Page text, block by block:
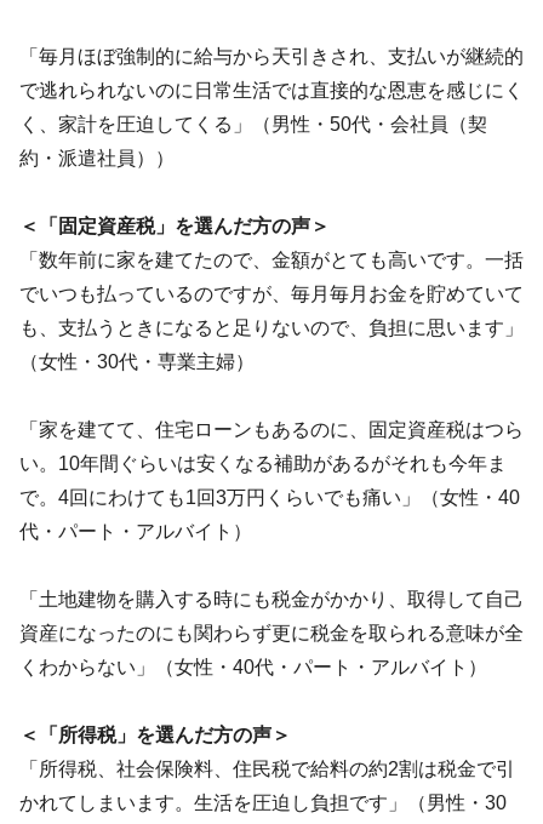
「毎月ほぼ強制的に給与から天引きされ、支払いが継続的
で逃れられないのに日常生活では直接的な恩恵を感じにく
く、家計を圧迫してくる」（男性・50代・会社員（契
約・派遣社員））
＜「固定資産税」を選んだ方の声＞
「数年前に家を建てたので、金額がとても高いです。一括
でいつも払っているのですが、毎月毎月お金を貯めていて
も、支払うときになると足りないので、負担に思います」
（女性・30代・専業主婦）
「家を建てて、住宅ローンもあるのに、固定資産税はつら
い。10年間ぐらいは安くなる補助があるがそれも今年ま
で。4回にわけても1回3万円くらいでも痛い」（女性・40
代・パート・アルバイト）
「土地建物を購入する時にも税金がかかり、取得して自己
資産になったのにも関わらず更に税金を取られる意味が全
くわからない」（女性・40代・パート・アルバイト）
＜「所得税」を選んだ方の声＞
「所得税、社会保険料、住民税で給料の約2割は税金で引
かれてしまいます。生活を圧迫し負担です」（男性・30